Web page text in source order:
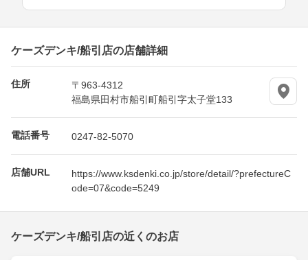
ケーズデンキ/船引店の店舗詳細
住所
〒963-4312
福島県田村市船引町船引字太子堂133
電話番号 0247-82-5070
店舗URL
https://www.ksdenki.co.jp/store/detail/?prefectureC
ode=07&code=5249
ケーズデンキ/船引店の近くのお店